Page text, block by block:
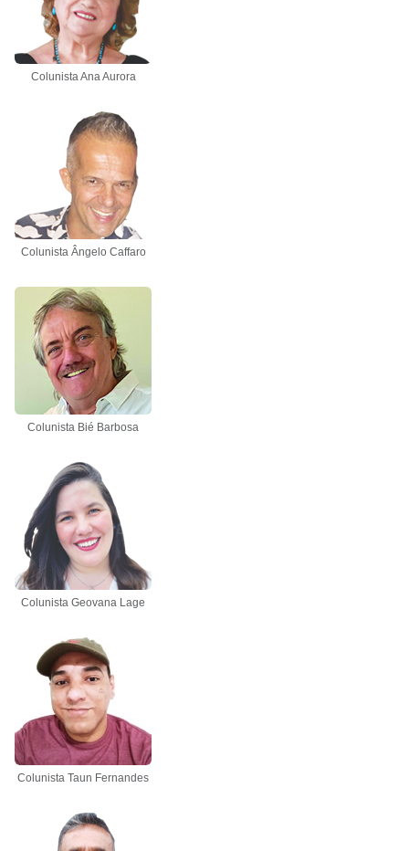
Colunista Ana Aurora
Colunista Ângelo Caffaro
Colunista Bié Barbosa
Colunista Geovana Lage
Colunista Taun Fernandes